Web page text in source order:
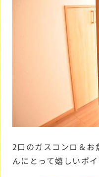
2口のガスコンロ＆お
んにとって嬉しいポ